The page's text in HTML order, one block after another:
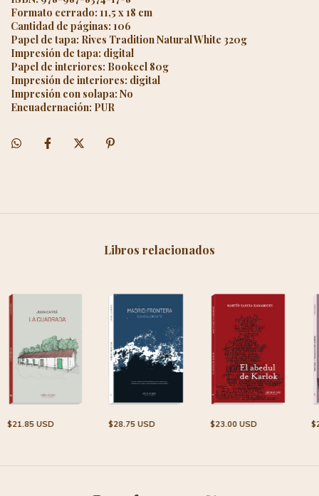
Formato cerrado: 11,5 x 18 cm
Cantidad de páginas: 106
Papel de tapa: Rives Tradition Natural White 320g
Impresión de tapa: digital
Papel de interiores: Bookcel 80g
Impresión de interiores: digital
Impresión con solapa: No
Encuadernación: PUR
Libros relacionados
$21.85 USD $28.75 USD $23.00 USD